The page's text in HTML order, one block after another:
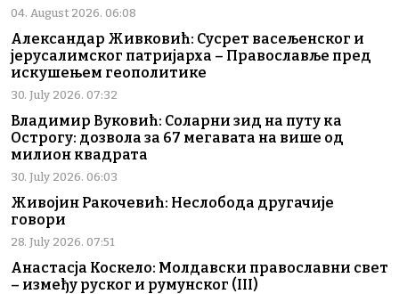
04. August 2026. 06:08
Александар Живковић: Сусрет васељенског и
јерусалимског патријарха – Православље пред
искушењем геополитике
30. July 2026. 07:32
Владимир Вуковић: Соларни зид на путу ка
Острогу: дозвола за 67 мегавата на више од
милион квадрата
30. July 2026. 06:03
Живојин Ракочевић: Неслобода другачије
говори
28. July 2026. 07:51
Анастасја Коскело: Молдавски православни свет
– између руског и румунског (III)